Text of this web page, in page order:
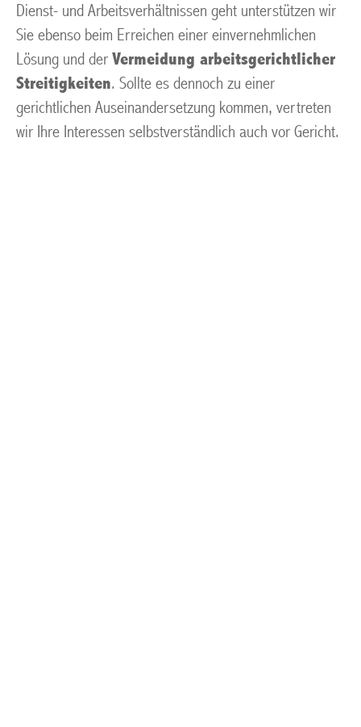
Dienst- und Arbeitsverhältnissen geht unterstützen wir
Sie ebenso beim Erreichen einer einvernehmlichen
Lösung und der Vermeidung arbeitsgerichtlicher
Streitigkeiten. Sollte es dennoch zu einer
gerichtlichen Auseinandersetzung kommen, vertreten
wir Ihre Interessen selbstverständlich auch vor Gericht.